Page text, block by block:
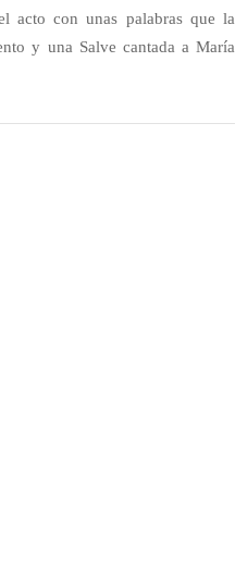
acto con unas palabras que la
y una Salve cantada a María